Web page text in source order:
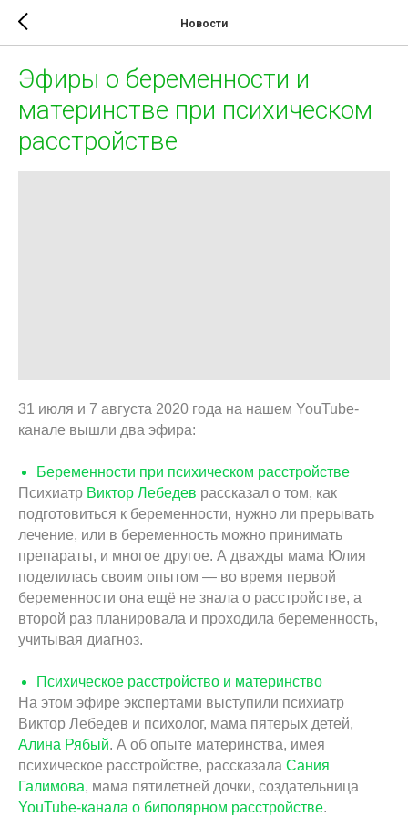
Новости
Эфиры о беременности и
материнстве при психическом
расстройстве
31 июля и 7 августа 2020 года на нашем YouTube-
канале вышли два эфира:
Беременности при психическом расстройстве
Психиатр Виктор Лебедев рассказал о том, как
подготовиться к беременности, нужно ли прерывать
лечение, или в беременность можно принимать
препараты, и многое другое. А дважды мама Юлия
поделилась своим опытом — во время первой
беременности она ещё не знала о расстройстве, а
второй раз планировала и проходила беременность,
учитывая диагноз.
Психическое расстройство и материнство
На этом эфире экспертами выступили психиатр
Виктор Лебедев и психолог, мама пятерых детей,
Алина Рябый. А об опыте материнства, имея
психическое расстройстве, рассказала Сания
Галимова, мама пятилетней дочки, создательница
YouTube-канала о биполярном расстройстве.